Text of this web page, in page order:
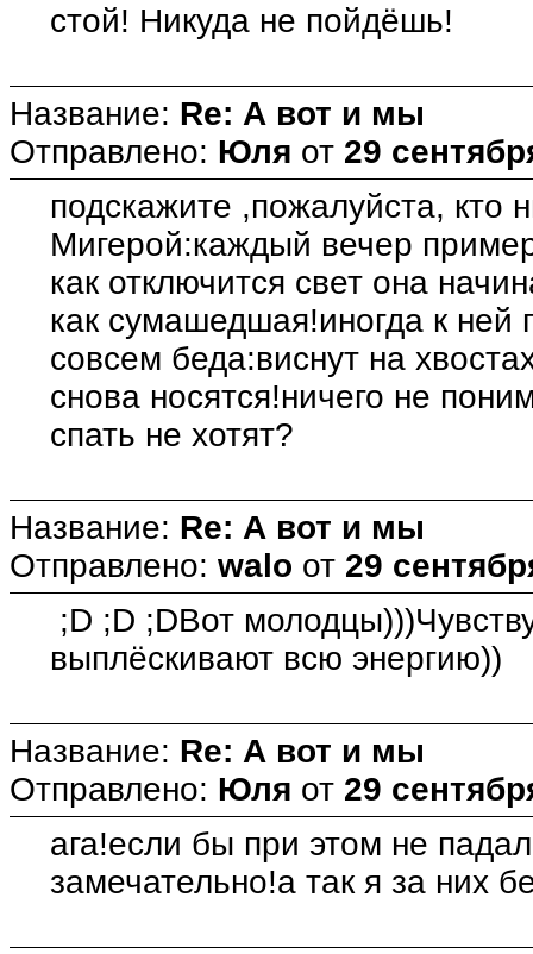
стой! Никуда не пойдёшь!
Название: Re: А вот и мы
Отправлено: Юля от 29
подскажите ,пожалуйста, кто
Мигерой:каждый вечер
как отключится свет она
как сумашедшая!иногда к ней
совсем беда:виснут на
снова носятся!ничего не
спать не хотят?
Название: Re: А вот и мы
Отправлено: walo от 29
;D ;D ;DВот
выплёскивают всю энергию))
Название: Re: А вот и мы
Отправлено: Юля от 29
ага!если бы при этом не
замечательно!а так я за них